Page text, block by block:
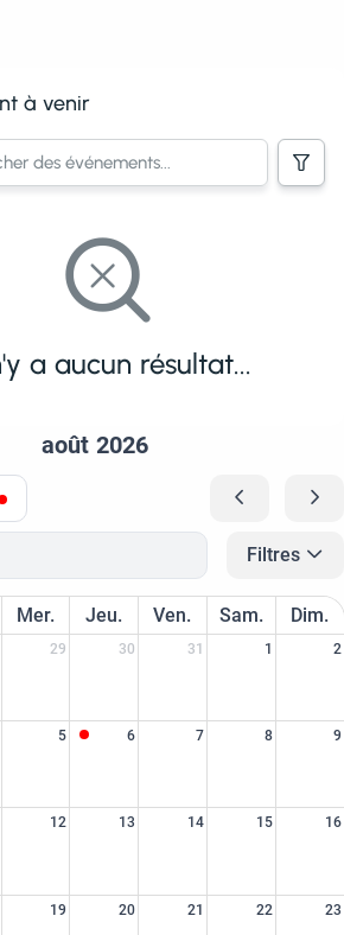
à venir
a aucun résultat...
août 2026
Filtres
Mer. Jeu. Ven. Sam. Dim.
29 30 31 1 2
5 6 7 8 9
12 13 14 15 16
19 20 21 22 23